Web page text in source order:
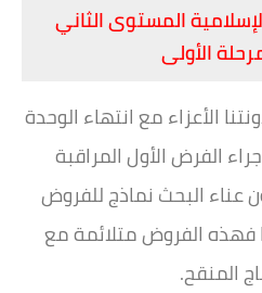
المستوى الثاني
الأولى
الأعزاء مع انتهاء الوحدة
الفرض الأول المراقبة
عناء البحث نماذج للفروض
فهذه الفروض متلائمة مع
المنقح.